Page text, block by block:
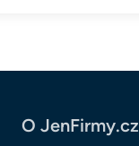
O JenFirmy.cz